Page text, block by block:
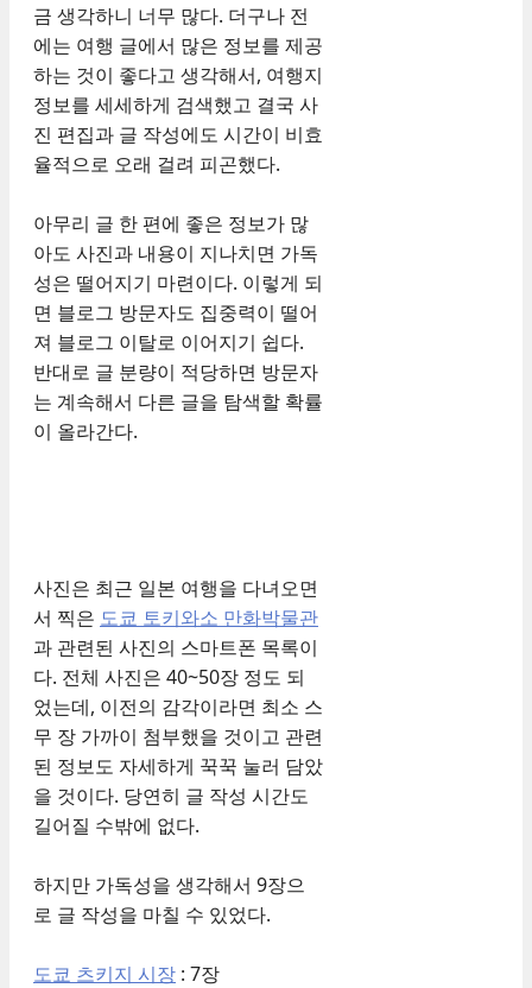
금 생각하니 너무 많다. 더구나 전
에는 여행 글에서 많은 정보를 제공
하는 것이 좋다고 생각해서, 여행지
정보를 세세하게 검색했고 결국 사
진 편집과 글 작성에도 시간이 비효
율적으로 오래 걸려 피곤했다.
아무리 글 한 편에 좋은 정보가 많
아도 사진과 내용이 지나치면 가독
성은 떨어지기 마련이다. 이렇게 되
면 블로그 방문자도 집중력이 떨어
져 블로그 이탈로 이어지기 쉽다.
반대로 글 분량이 적당하면 방문자
는 계속해서 다른 글을 탐색할 확률
이 올라간다.
사진은 최근 일본 여행을 다녀오면
서 찍은 도쿄 토키와소 만화박물관
과 관련된 사진의 스마트폰 목록이
다. 전체 사진은 40~50장 정도 되
었는데, 이전의 감각이라면 최소 스
무 장 가까이 첨부했을 것이고 관련
된 정보도 자세하게 꾹꾹 눌러 담았
을 것이다. 당연히 글 작성 시간도
길어질 수밖에 없다.
하지만 가독성을 생각해서 9장으
로 글 작성을 마칠 수 있었다.
도쿄 츠키지 시장 : 7장